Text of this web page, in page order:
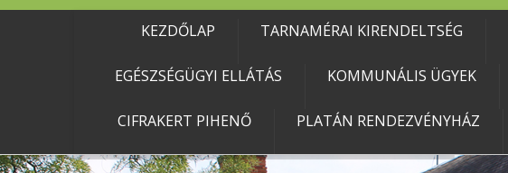
KEZDŐLAP TARNAMÉRAI KIRENDELTSÉG
EGÉSZSÉGÜGYI ELLÁTÁS KOMMUNÁLIS ÜGYEK
CIFRAKERT PIHENŐ PLATÁN RENDEZVÉNYHÁZ